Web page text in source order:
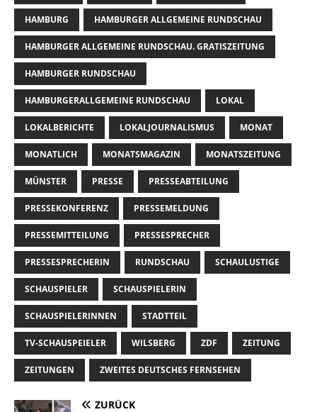
HAMBURG HAMBURGER ALLGEMEINE RUNDSCHAU
HAMBURGER ALLGEMEINE RUNDSCHAU. GRATISZEITUNG
HAMBURGER RUNDSCHAU
HAMBURGERALLGEMEINE RUNDSCHAU LOKAL
LOKALBERICHTE LOKALJOURNALISMUS MONAT
MONATLICH MONATSMAGAZIN MONATSZEITUNG
MÜNSTER PRESSE PRESSEABTEILUNG
PRESSEKONFERENZ PRESSEMELDUNG
PRESSEMITTEILUNG PRESSESPRECHER
PRESSESPRECHERIN RUNDSCHAU SCHAULUSTIGE
SCHAUSPIELER SCHAUSPIELERIN
SCHAUSPIELERINNEN STADTTEIL
TV-SCHAUSPEIELER WILSBERG ZDF ZEITUNG
ZEITUNGEN ZWEITES DEUTSCHES FERNSEHEN
ZURÜCK